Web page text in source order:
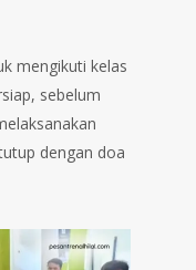
mengikuti kelas
sebelum
dengan doa